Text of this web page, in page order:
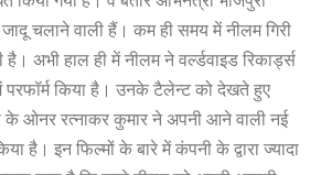
चलाने वाली हैं। कम ही समय में नीलम गिरी
अभी हाल ही में नीलम ने वर्ल्डवाइड रिकार्ड्स
में परफॉर्म किया है। उनके टैलेन्ट को देखते हुए
के ओनर रत्नाकर कुमार ने अपनी आने वाली नई
है। इन फिल्मों के बारे में कंपनी के द्वारा ज्यादा